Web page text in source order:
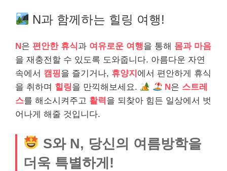
N과 함께하는 힐링 여행!
N은 편안한 휴식과 여유로운 여행을 통해 몸과 마음
을 재충전할 수 있도록 도와줍니다. 아름다운 자연
속에서 캠핑을 즐기거나, 휴양지 에서 편안하게 휴식
을 취하며 힐링을 만끽해보세요. N은 스트레
스를 해소시켜주고 활력 을 되찾아 힘든 일상에서 벗
어나게 해줄 것입니다.
S와 N, 당신의 여름방학을
더욱 특별하게!